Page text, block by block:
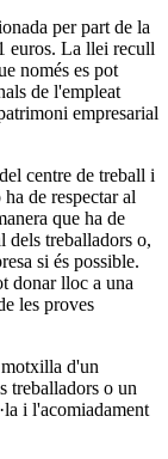
per part de la
euros. La llei recull
només es pot
de l'empleat
empresarial
centre de treball i
de respectar al
que ha de
dels treballadors o,
si és possible.
donar lloc a una
les proves
motxilla d'un
treballadors o un
i l'acomiadament